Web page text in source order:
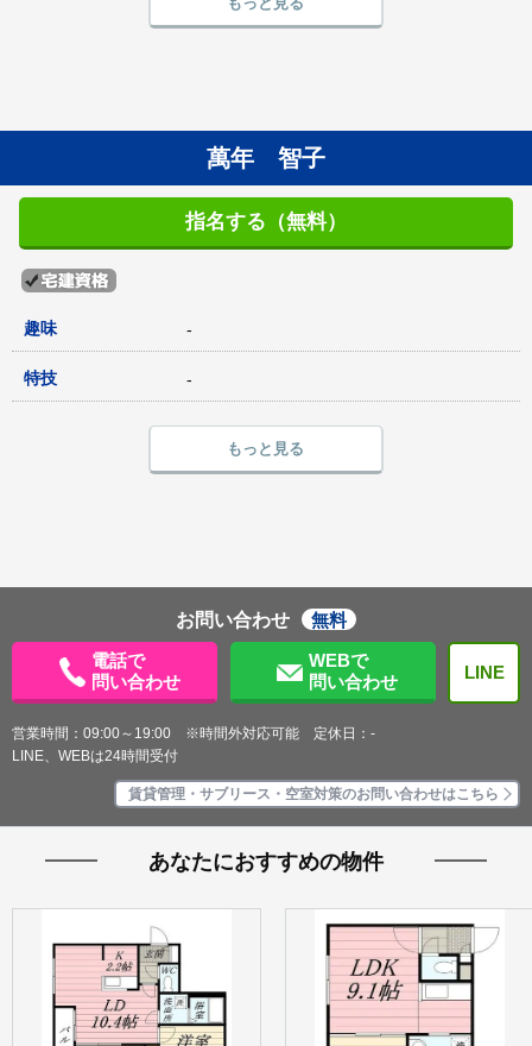
萬年 智子
指名する（無料）
趣味 -
特技 -
もっと見る
お問い合わせ
無料
電話で
問い合わせ
WEBで
問い合わせ
LINE
営業時間：09:00～19:00 ※時間外対応可能 定休日：-
LINE、WEBは24時間受付
賃貸管理・サブリース・空室対策のお問い合わせはこちら
あなたにおすすめの物件